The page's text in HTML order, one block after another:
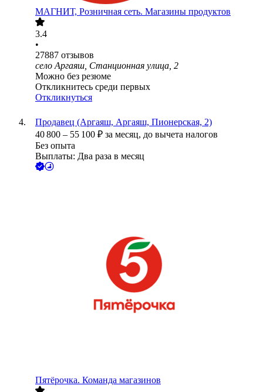
МАГНИТ, Розничная сеть. Магазины продуктов
3.4
•
27887 отзывов
село Аргаяш, Станционная улица, 2
Можно без резюме
Откликнитесь среди первых
Откликнуться
Продавец (Аргаяш, Аргаяш, Пионерская, 2)
40 800 – 55 100 ₽ за месяц, до вычета налогов
Без опыта
Выплаты: Два раза в месяц
Пятёрочка. Команда магазинов